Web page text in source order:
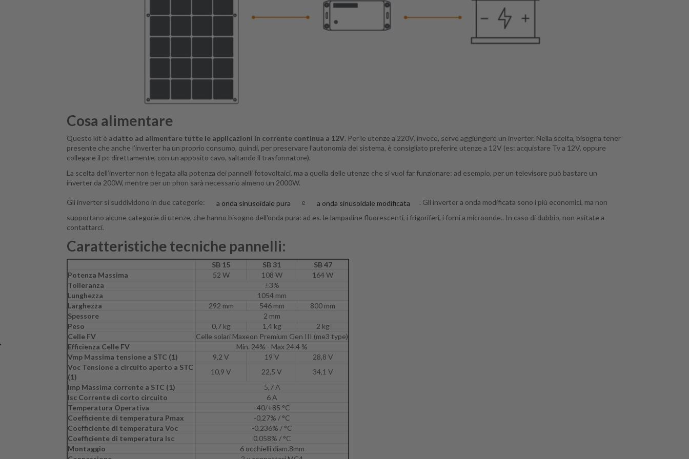
Cosa alimentare
Questo kit è adatto ad alimentare tutte le applicazioni in corrente continua a 12V. Per le utenze a 220V, invece, serve aggiungere un inverter. Nella scelta, bisogna tener
presente che anche l’inverter ha un proprio consumo, quindi, per preservare l’autonomia del sistema, è consigliato preferire utenze a 12V (es: acquistare Tv a 12V, oppure
collegare il pc direttamente, con un apposito cavo, saltando il trasformatore).
La scelta dell’inverter non è legata alla potenza dei pannelli fotovoltaici, ma a quella delle utenze che si vuol far funzionare: ad esempio, per un televisore può bastare un
inverter da 200W, mentre per un phon sarà necessario almeno un 2000W.
Gli inverter si suddividono in due categorie: a onda sinusoidale pura e a onda sinusoidale modificata
. Gli inverter a onda modificata sono i più economici, ma non
supportano alcune categorie di utenze, che hanno bisogno dell'onda pura: ad es. le lampadine fluorescenti, i frigoriferi, i forni a microonde.. In caso di dubbio, non esitate a
contattarci.
Caratteristiche tecniche pannelli:
SB 15 SB 31
SB 47
Potenza Massima
52 W 108 W
164 W
Tolleranza
±3%
Lunghezza
1054 mm
Larghezza
292 mm 546 mm
800 mm
Spessore
2 mm
Peso
0,7 kg 1,4 kg
2 kg
Celle FV
Celle solari Maxeon Premium Gen III (me3 type)
Efficienza Celle FV
Min. 24% - Max 24.4 %
Vmp Massima tensione a STC (1)
9,2 V 19 V
28,8 V
Voc Tensione a circuito aperto a STC
(1)
10,9 V 22,5 V
34,1 V
Imp Massima corrente a STC (1)
5,7 A
Isc Corrente di corto circuito
6 A
Temperatura Operativa
-40/+85 °C
Coefficiente di temperatura Pmax
-0,27% / °C
Coefficiente di temperatura Voc
-0,236% / °C
Coefficiente di temperatura Isc
0,058% / °C
Montaggio
6 occhielli diam.8mm